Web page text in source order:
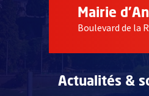
Mairie
Boulevard de la
Actualités &